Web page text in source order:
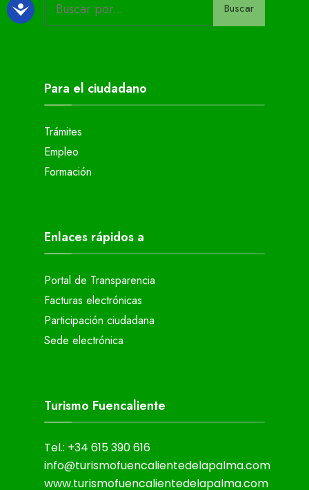
Buscar
Para el ciudadano
Trámites
Empleo
Formación
Enlaces rápidos a
Portal de Transparencia
Facturas electrónicas
Participación ciudadana
Sede electrónica
Turismo Fuencaliente
Tel.: +34 615 390 616
info@turismofuencalientedelapalma.com
www.turismofuencalientedelapalma.com